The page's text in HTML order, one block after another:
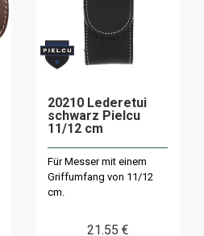
20210 Lederetui
schwarz Pielcu
11/12 cm
Für Messer mit einem
Griffumfang von 11/12
cm.
21.55 €